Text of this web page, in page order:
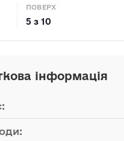
ПОВЕРХ
5 з 10
інформація